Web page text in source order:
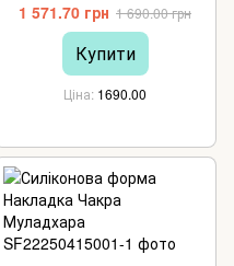
1 571.70 грн 1 690.00 грн
Купити
Ціна 1690.00